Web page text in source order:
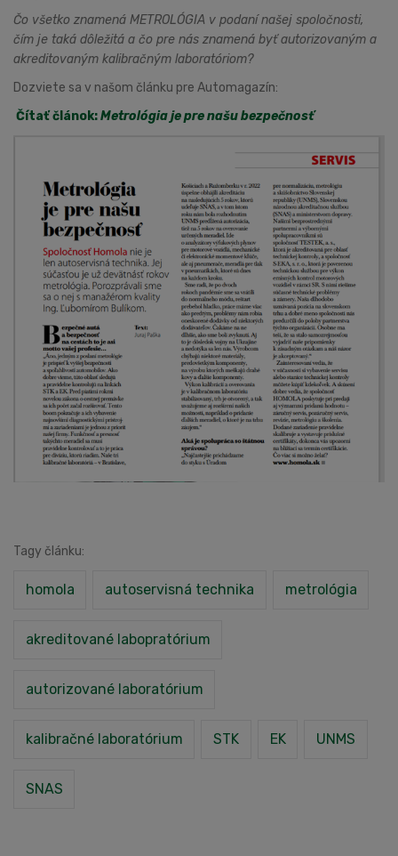
Čo všetko znamená METROLÓGIA v podaní našej spoločnosti,
čím je taká dôležitá a čo pre nás znamená byť autorizovaným a
akreditovaným kalibračným laboratóriom?
Dozviete sa v našom článku pre Automagazín:
Čítať článok:Metrológia je pre našu bezpečnosť
Tagy článku:
homola autoservisná technika metrológia
akreditované labopratórium
autorizované laboratórium
kalibračné laboratórium STK EK UNMS
SNAS